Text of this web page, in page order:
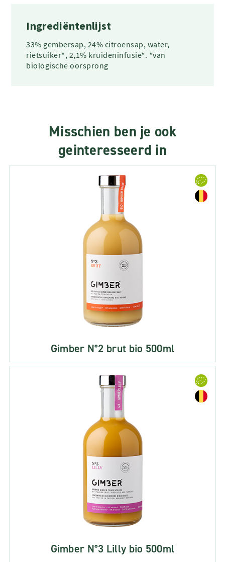
Ingrediëntenlijst
33% gembersap, 24% citroensap, water,
rietsuiker*, 2,1% kruideninfusie*. *van
biologische oorsprong
Misschien ben je ook
geinteresseerd in
Gimber N°2 brut bio 500ml
Gimber N°3 Lilly bio 500ml